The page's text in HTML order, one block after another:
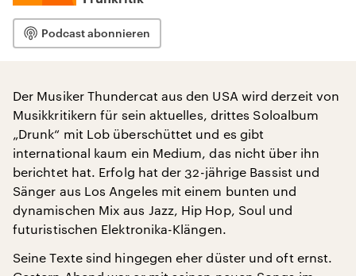
Podcast abonnieren
Der Musiker Thundercat aus den USA wird derzeit von
Musikkritikern für sein aktuelles, drittes Soloalbum
„Drunk“ mit Lob überschüttet und es gibt
international kaum ein Medium, das nicht über ihn
berichtet hat. Erfolg hat der 32-jährige Bassist und
Sänger aus Los Angeles mit einem bunten und
dynamischen Mix aus Jazz, Hip Hop, Soul und
futuristischen Elektronika-Klängen.
Seine Texte sind hingegen eher düster und oft ernst.